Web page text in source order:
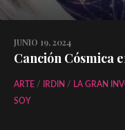
JUNIO 19, 2024
Canción Cósmica
ARTE / IRDIN / LA GRAN
SOY